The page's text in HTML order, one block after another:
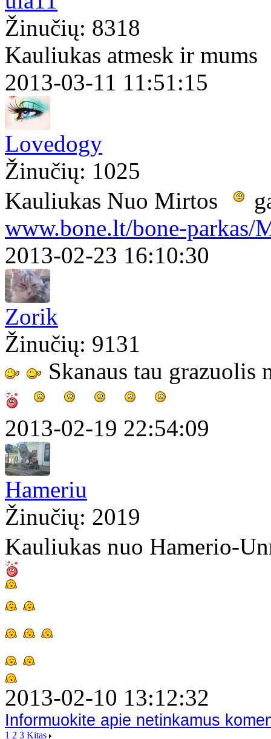
Žinučių: 8318
Kauliukas atmesk ir mums
2013-03-11 11:51:15
Lovedogy
Žinučių: 1025
Kauliukas Nuo Mirtos
www.bone.lt/bone-parkas/
2013-02-23 16:10:30
Zorik
Žinučių: 9131
Skanaus tau
2013-02-19 22:54:09
Hameriu
Žinučių: 2019
Kauliukas nuo Hamerio-
2013-02-10 13:12:32
Informuokite apie netinkamus
1 2 3 Kitas